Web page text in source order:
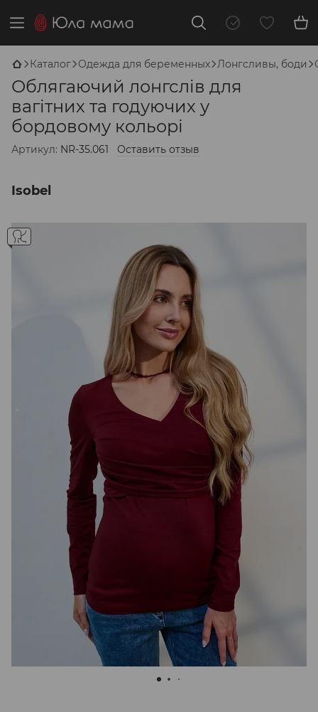
Каталог Одежда для беременных Лонгсливы, боди
Облягаючий лонгслів для
вагітних та годуючих у
бордовому кольорі
Артикул: NR-35.061 Оставить отзыв
Isobel